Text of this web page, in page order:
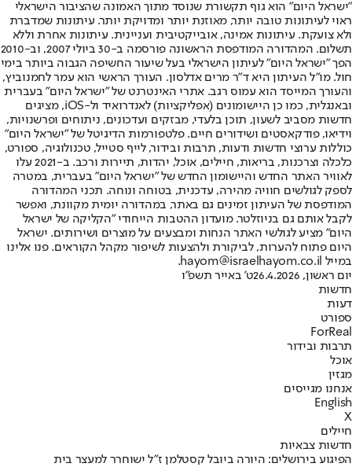
"ישראל היום" הוא גוף תקשורת שנוסד מתוך האמונה שהציבור הישראלי
ראוי לעיתונות טובה יותר, מאוזנת יותר ומדויקת יותר. עיתונות שמדברת
ולא צועקת. עיתונות אמינה, אובייקטיבית ועניינית. עיתונות אחרת וללא
תשלום. המהדורה המודפסת הראשונה פורסמה ב-30 ביולי 2007, וב-2010
הפך "ישראל היום" לעיתון הישראלי בעל שיעור החשיפה הגבוה ביותר בימי
חול. מו"ל העיתון היא ד"ר מרים אדלסון. העורך הראשי הוא עמר לחמנוביץ,
והעורך המייסד הוא עמוס רגב. אתרי האינטרנט של "ישראל היום" בעברית
ובאנגלית, כמו כן היישומונים (אפליקציות) לאנדרואיד ול-iOS, מציגים
חדשות מסביב לשעון, תוכן בלעדי, מבזקים ועדכונים, ניתוחים ופרשנויות,
וידיאו, פודקאסטים ושידורים חיים. פלטפורמות הדיגיטל של "ישראל היום"
כוללות ערוצי חדשות ודעות, תרבות ובידור, לייף סטייל, טכנולוגיה, ספורט,
כלכלה וצרכנות, בריאות, חיילים, אוכל, יהדות, תיירות ורכב. ב-2021 עלו
לאוויר האתר החדש והיישומון החדש של "ישראל היום" בעברית, במטרה
לספק לגולשים חוויה מהירה, עדכנית, בטוחה ונוחה. תכני המהדורה
המודפסת של העיתון זמינים גם באתר, במהדורה יומית מקוונת, ואפשר
לקבל אותם גם בניוזלטר. מועדון ההטבות הייחודי "הקליקה של ישראל
היום" מציע לגולשי האתר הנחות ומבצעים על מוצרים ושירותים. ישראל
היום פתוח להערות, לביקורת ולהצעות לשיפור מקהל הקוראים. פנו אלינו
במייל hayom@israelhayom.co.il.
יום ראשון, 26.4.2026
ט' באייר תשפ"ו
חדשות
דעות
ספורט
ForReal
תרבות ובידור
אוכל
מגזין
אנחנו מגייסים
English
X
חיילים
חדשות צבאיות
הפיגוע בירושלים: היורה ביובל קסטלמן ז"ל ישוחרר למעצר בית